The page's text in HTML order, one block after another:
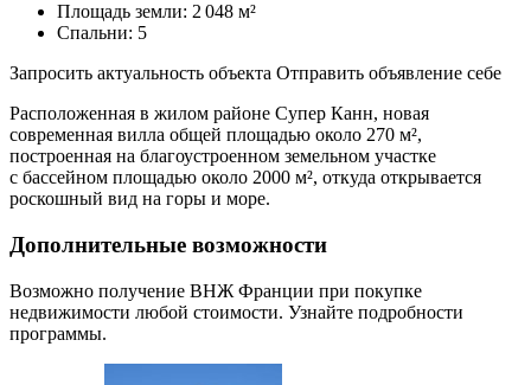
Площадь земли: 2 048 м²
Спальни: 5
Запросить актуальность объекта Отправить объявление себе
Расположенная в жилом районе Супер Канн, новая
современная вилла общей площадью около 270 м²,
построенная на благоустроенном земельном участке
с бассейном площадью около 2000 м², откуда открывается
роскошный вид на горы и море.
Дополнительные возможности
Возможно получение ВНЖ Франции при покупке
недвижимости любой стоимости. Узнайте подробности
программы.